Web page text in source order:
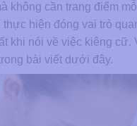
không cần trang điểm
hiện đóng vai trò
khi nói về việc kiêng cữ.
bài viết dưới đây.